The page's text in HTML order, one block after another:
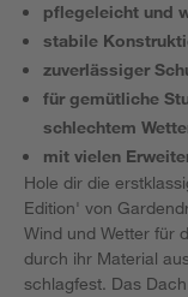
pflegeleicht und
stabile
zuverlässiger
für gemütliche
schlechtem
mit vielen
Hole dir die
Edition' von
Wind und Wetter für
durch ihr Material
schlagfest. Das